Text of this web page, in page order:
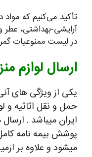
تأکید می‌کنیم که مواد
آرایشی-بهداشتی، عطر
در لیست ممنوعیات
ارسال لوازم
یکی از ویژگی های
حمل و نقل اثاثیه و
ایران میباشد .
پوشش بیمه نامه
میشود و علاوه بر